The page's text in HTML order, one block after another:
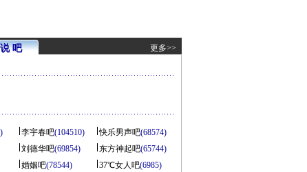
说 吧 更多>>
李宇春吧(104510) 快乐男声吧(68574)
刘德华吧(69854) 东方神起吧(65744)
婚姻吧(78544) 37℃女人吧(6985)